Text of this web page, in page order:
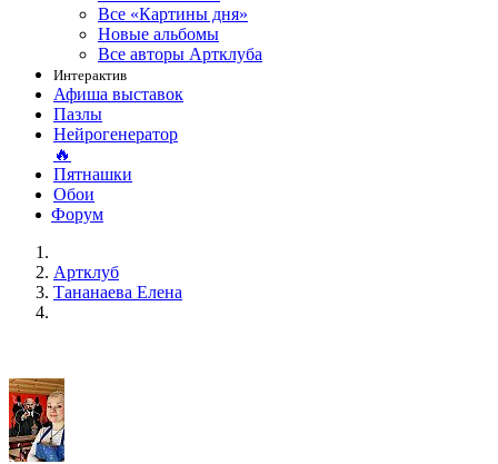
Все «Картины дня»
Новые альбомы
Все авторы Артклуба
Интерактив
Афиша выставок
Пазлы
Нейрогенератор
🔥
Пятнашки
Обои
Форум
Артклуб
Тананаева Елена